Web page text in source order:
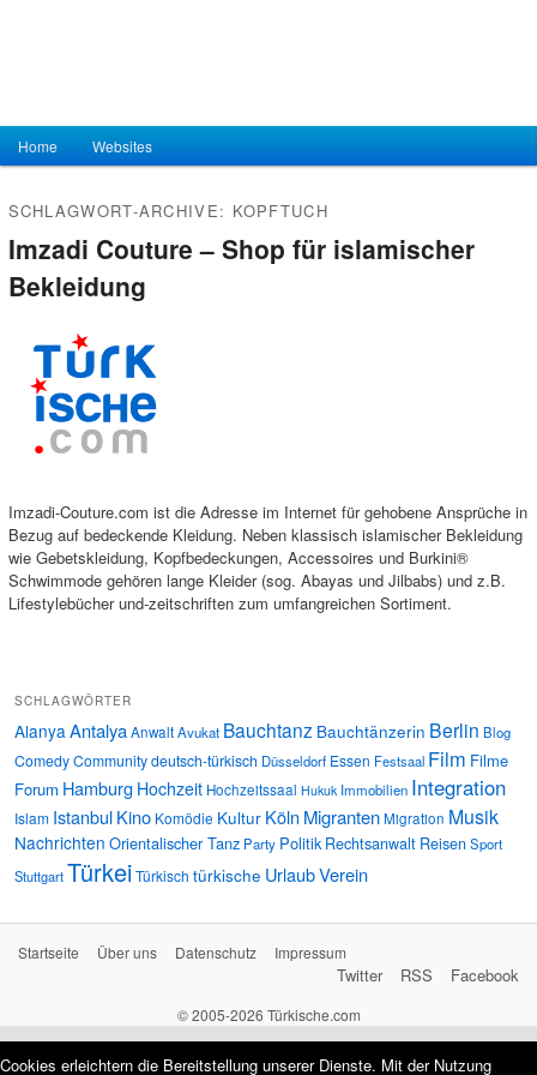
Hauptmenü
Zum Inhalt wechseln
Zum sekundären Inhalt wechseln
Home Websites
SCHLAGWORT-ARCHIVE: KOPFTUCH
Imzadi Couture – Shop für islamischer
Bekleidung
Imzadi-Couture.com ist die Adresse im Internet für gehobene Ansprüche in
Bezug auf bedeckende Kleidung. Neben klassisch islamischer Bekleidung
wie Gebetskleidung, Kopfbedeckungen, Accessoires und Burkini®
Schwimmode gehören lange Kleider (sog. Abayas und Jilbabs) und z.B.
Lifestylebücher und-zeitschriften zum umfangreichen Sortiment.
SCHLAGWÖRTER
AlanyaAntalyaAnwaltAvukat Bauchtanz Bauchtänzerin Berlin Blog
ComedyCommunitydeutsch-türkisch Düsseldorf Essen Festsaal Film Filme
Forum Hamburg Hochzeit Hochzeitssaal Hukuk Immobilien Integration
Islam IstanbulKino Komödie Kultur Köln MigrantenMigration Musik
Nachrichten Orientalischer Tanz Party Politik Rechtsanwalt ReisenSport
StuttgartTürkeiTürkisch türkische UrlaubVerein
Startseite Über uns Datenschutz Impressum
Facebook
RSS
Twitter
© 2005-2026 Türkische.com
Cookies erleichtern die Bereitstellung unserer Dienste. Mit der Nutzung